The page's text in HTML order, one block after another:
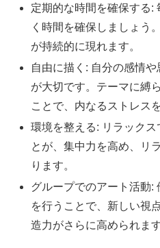
定期的な時間を確保する:
く時間を確保しましょう
が持続的に現れます。
自由に描く: 自分の感情
が大切です。テーマに縛
ことで、内なるストレス
環境を整える: リラック
とが、集中力を高め、リ
ります。
グループでのアート活動:
を行うことで、新しい視
造力がさらに高められます